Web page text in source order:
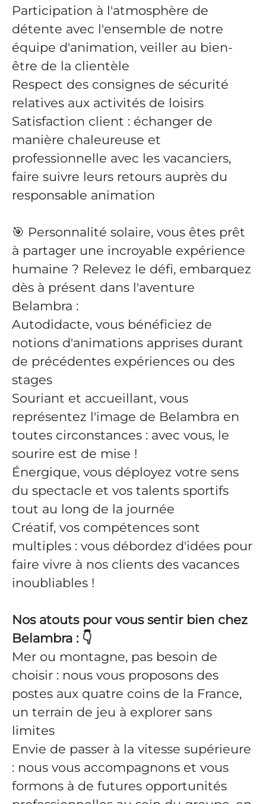
Participation à l'atmosphère de
détente avec l'ensemble de notre
équipe d'animation, veiller au bien-
être de la clientèle
Respect des consignes de sécurité
relatives aux activités de loisirs
Satisfaction client : échanger de
manière chaleureuse et
professionnelle avec les vacanciers,
faire suivre leurs retours auprès du
responsable animation
🎯 Personnalité solaire, vous êtes prêt
à partager une incroyable expérience
humaine ? Relevez le défi, embarquez
dès à présent dans l'aventure
Belambra :
Autodidacte, vous bénéficiez de
notions d'animations apprises durant
de précédentes expériences ou des
stages
Souriant et accueillant, vous
représentez l'image de Belambra en
toutes circonstances : avec vous, le
sourire est de mise !
Énergique, vous déployez votre sens
du spectacle et vos talents sportifs
tout au long de la journée
Créatif, vos compétences sont
multiples : vous débordez d'idées pour
faire vivre à nos clients des vacances
inoubliables !
Nos atouts pour vous sentir bien chez
Belambra : 👇
Mer ou montagne, pas besoin de
choisir : nous vous proposons des
postes aux quatre coins de la France,
un terrain de jeu à explorer sans
limites
Envie de passer à la vitesse supérieure
: nous vous accompagnons et vous
formons à de futures opportunités